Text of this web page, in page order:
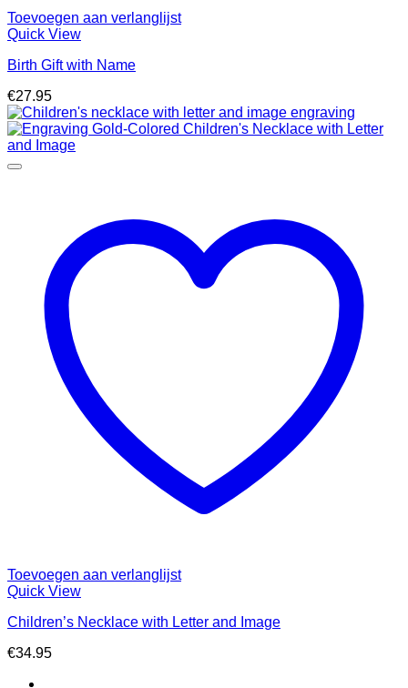
Toevoegen aan verlanglijst
Quick View
Birth Gift with Name
€27.95
Toevoegen aan verlanglijst
Quick View
Children’s Necklace with Letter and Image
€34.95